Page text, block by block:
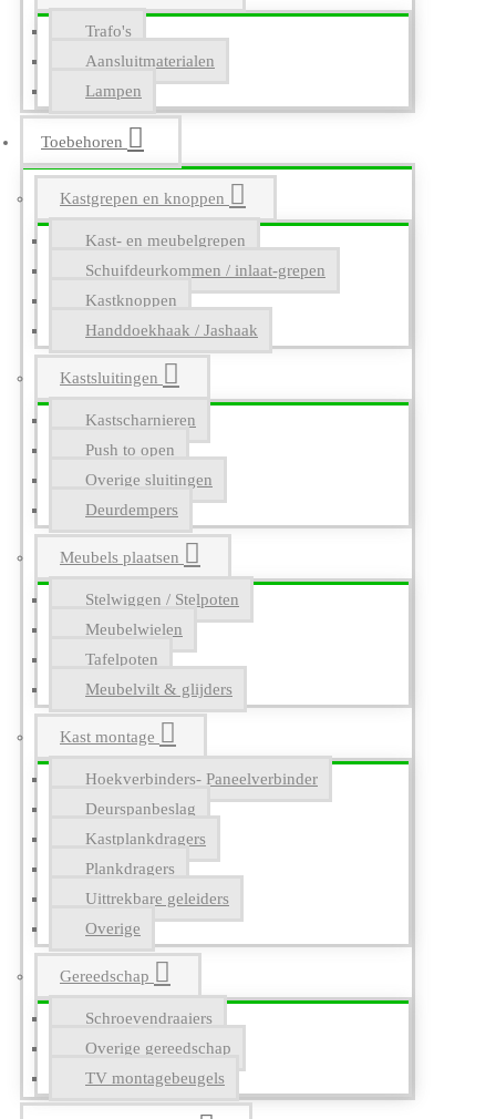
Trafo's
Aansluitmaterialen
Lampen
Toebehoren
Kastgrepen en knoppen
Kast- en meubelgrepen
Schuifdeurkommen / inlaat-grepen
Kastknoppen
Handdoekhaak / Jashaak
Kastsluitingen
Kastscharnieren
Push to open
Overige sluitingen
Deurdempers
Meubels plaatsen
Stelwiggen / Stelpoten
Meubelwielen
Tafelpoten
Meubelvilt & glijders
Kast montage
Hoekverbinders- Paneelverbinder
Deurspanbeslag
Kastplankdragers
Plankdragers
Uittrekbare geleiders
Overige
Gereedschap
Schroevendraaiers
Overige gereedschap
TV montagebeugels